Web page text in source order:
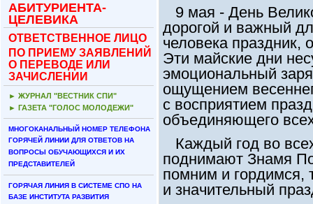
АБИТУРИЕНТА-
ЦЕЛЕВИКА
ОТВЕТСТВЕННОЕ ЛИЦО
ПО ПРИЕМУ ЗАЯВЛЕНИЙ
О ПЕРЕВОДЕ ИЛИ
ЗАЧИСЛЕНИИ
► ЖУРНАЛ "ВЕСТНИК СПИ"
► ГАЗЕТА "ГОЛОС МОЛОДЕЖИ"
МНОГОКАНАЛЬНЫЙ НОМЕР ТЕЛЕФОНА
ГОРЯЧЕЙ ЛИНИИ ДЛЯ ОТВЕТОВ НА
ВОПРОСЫ ОБУЧАЮЩИХСЯ И ИХ
ПРЕДСТАВИТЕЛЕЙ
ГОРЯЧАЯ ЛИНИЯ В СИСТЕМЕ СПО НА
БАЗЕ ИНСТИТУТА РАЗВИТИЯ
9 мая - День
дорогой и важный
человека
Эти майские дни
эмоциональный
ощущением
с восприятием
объединяющего
Каждый год во
поднимают Знамя
помним и гордимся,
и значительный